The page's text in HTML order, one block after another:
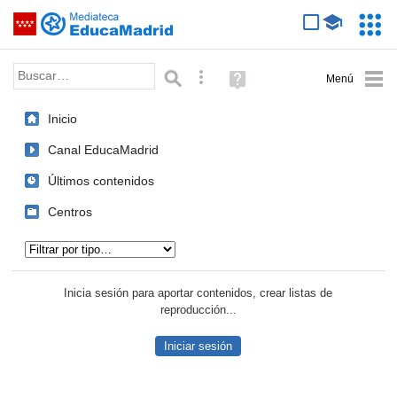
Saltar navegación
Palabra o frase: Búsqueda avanzada
Ayuda
(en
Inicio
Canal EducaMadrid
Últimos contenidos
Centros
Inicia sesión para aportar contenidos, crear listas de
reproducción...
Iniciar sesión